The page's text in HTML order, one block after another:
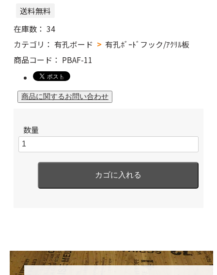
送料無料
在庫数： 34
カテゴリ： 有孔ボード
有孔ﾎﾞｰﾄﾞフック/ｱｸﾘﾙ板
商品コード： PBAF-11
数量